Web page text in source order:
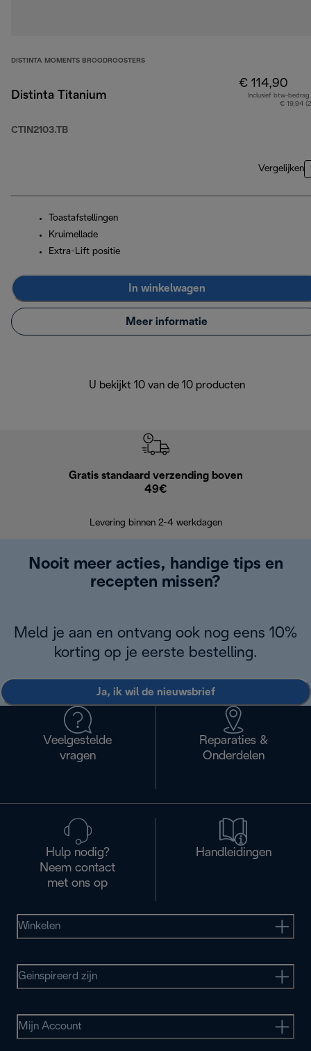
DISTINTA MOMENTS BROODROOSTERS
Distinta Titanium
CTIN2103.TB
€ 114,90
Inclusief btw-bedrag
€ 19,94
Vergelijken
Toastafstellingen
Kruimellade
Extra-Lift positie
In winkelwagen
Meer informatie
U bekijkt 10 van de 10 producten
Gratis standaard verzending boven
49€
Levering binnen 2-4 werkdagen
Nooit meer acties, handige tips en
recepten missen?
Meld je aan en ontvang ook nog eens 10%
korting op je eerste bestelling.
Ja, ik wil de nieuwsbrief
Veelgestelde
vragen
Reparaties &
Onderdelen
Hulp nodig?
Neem contact
met ons op
Handleidingen
Winkelen
Geinspireerd zijn
Mijn Account